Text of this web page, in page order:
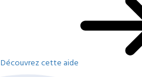
Découvrez cette aide